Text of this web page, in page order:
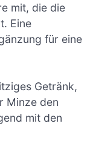
mit, die die
Eine
für eine
Getränk,
Minze den
mit den